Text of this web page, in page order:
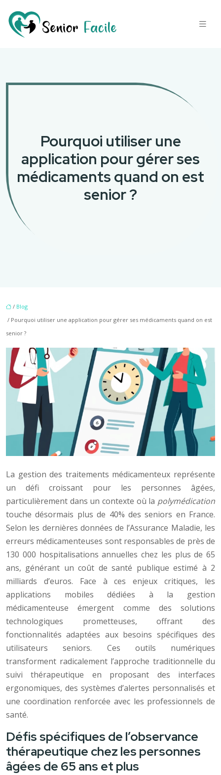
Pourquoi utiliser une
application pour gérer ses
médicaments quand on est
senior ?
/ Blog
/ Pourquoi utiliser une application pour gérer ses médicaments quand on est
senior ?
La gestion des traitements médicamenteux représente
un défi croissant pour les personnes âgées,
particulièrement dans un contexte où la polymédication
touche désormais plus de 40% des seniors en France.
Selon les dernières données de l’Assurance Maladie, les
erreurs médicamenteuses sont responsables de près de
130 000 hospitalisations annuelles chez les plus de 65
ans, générant un coût de santé publique estimé à 2
milliards d’euros. Face à ces enjeux critiques, les
applications mobiles dédiées à la gestion
médicamenteuse émergent comme des solutions
technologiques prometteuses, offrant des
fonctionnalités adaptées aux besoins spécifiques des
utilisateurs seniors. Ces outils numériques
transforment radicalement l’approche traditionnelle du
suivi thérapeutique en proposant des interfaces
ergonomiques, des systèmes d’alertes personnalisés et
une coordination renforcée avec les professionnels de
santé.
Défis spécifiques de l’observance
thérapeutique chez les personnes
âgées de 65 ans et plus